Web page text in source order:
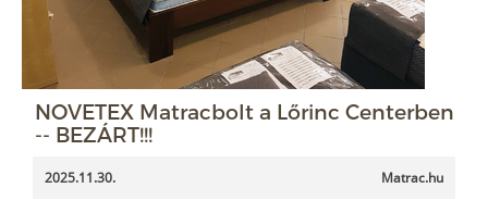
NOVETEX Matracbolt a Lőrinc Centerben
-- BEZÁRT!!!
2025.11.30. Matrac.hu